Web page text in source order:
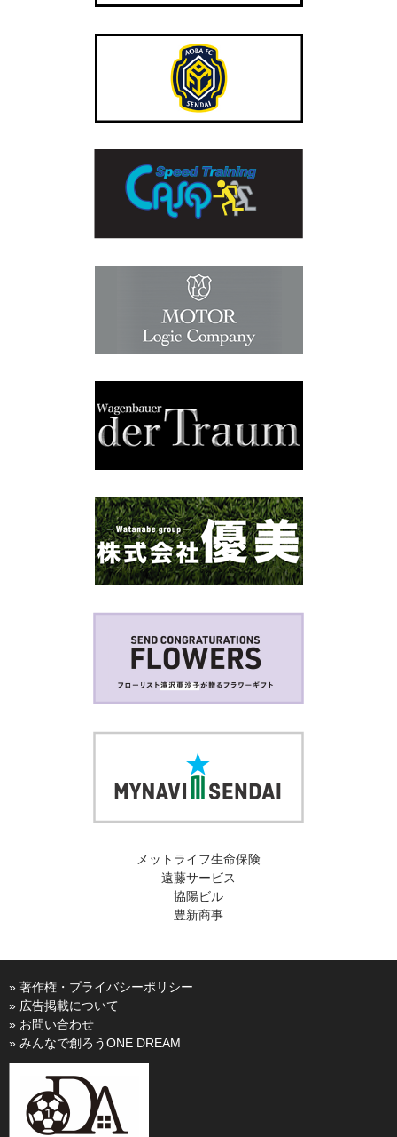
メットライフ生命保険
遠藤サービス
協陽ビル
豊新商事
» 著作権・プライバシーポリシー
» 広告掲載について
» お問い合わせ
» みんなで創ろうONE DREAM